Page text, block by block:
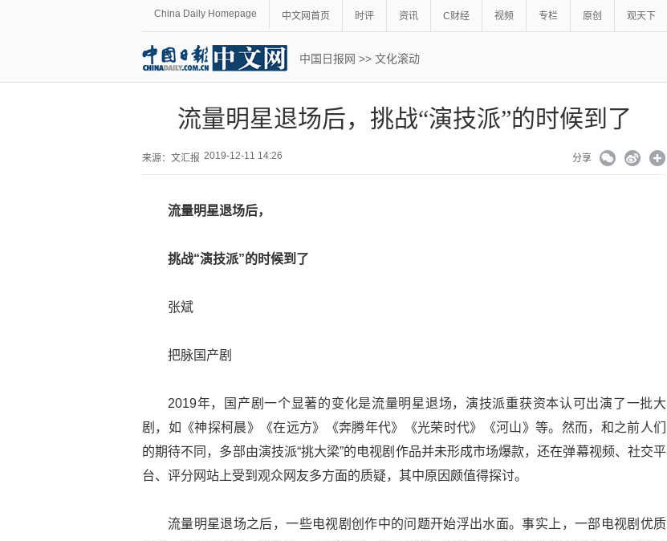
China Daily Homepage 中文网首页 时评 资讯 C财经 视频 专栏 原创 观天下
中国日报网 >> 文化滚动
流量明星退场后，挑战“演技派”的时候到了
来源： 文汇报 2019-12-11 14:26 分享
流量明星退场后，
挑战“演技派”的时候到了
张斌
把脉国产剧
2019年，国产剧一个显著的变化是流量明星退场，演技派重获资本认可出演了一批大
剧，如《神探柯晨》《在远方》《奔腾年代》《光荣时代》《河山》等。然而，和之前人们
的期待不同，多部由演技派“挑大梁”的电视剧作品并未形成市场爆款，还在弹幕视频、社交平
台、评分网站上受到观众网友多方面的质疑，其中原因颇值得探讨。
流量明星退场之后，一些电视剧创作中的问题开始浮出水面。事实上，一部电视剧优质